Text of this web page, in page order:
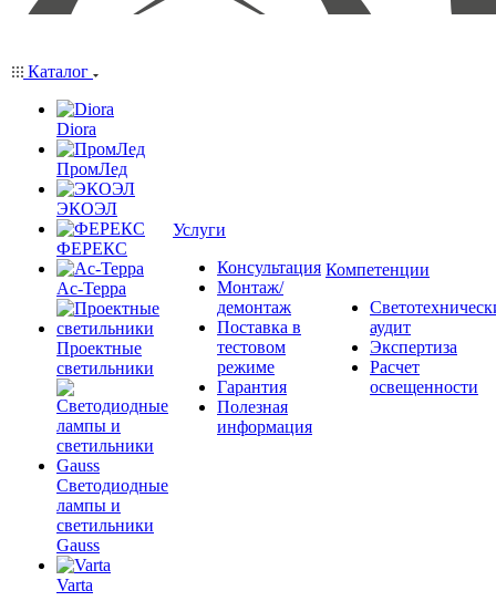
Каталог
Diora
ПромЛед
ЭКОЭЛ
ФЕРЕКС
Ас-Терра
Проектные
светильники
Светодиодные
лампы и
светильники
Gauss
Varta
Услуги
Консультация
Монтаж/
демонтаж
Поставка в
тестовом
режиме
Гарантия
Полезная
информация
Компетенции
аудит
Экспертиза
Расчет
освещенности